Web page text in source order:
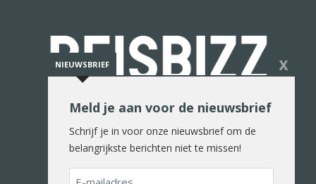
De reiswereld in woord en beeld
NIEUWSBRIEF X
Meld je aan voor de nieuwsbrief
Schrijf je in voor onze nieuwsbrief om de
belangrijkste berichten niet te missen!
E-